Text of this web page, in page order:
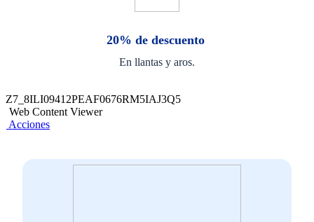
20% de descuento
En llantas y aros.
Z7_8ILI09412PEAF0676RM5IAJ3Q5
Web Content Viewer
Acciones